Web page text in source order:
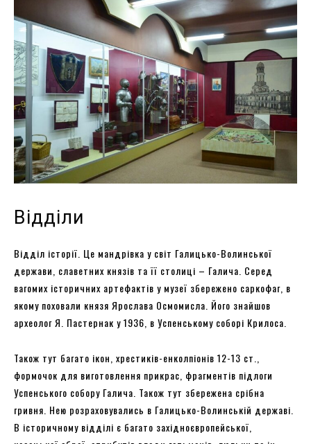
Відділи
Відділ історії. Це мандрівка у світ Галицько-Волинської
держави, славетних князів та її столиці – Галича. Серед
вагомих історичних артефактів у музеї збережено саркофаг, в
якому поховали князя Ярослава Осмомисла. Його знайшов
археолог Я. Пастернак у 1936, в Успенському соборі Крилоса.
Також тут багато ікон, хрестиків-енколпіонів 12-13 ст.,
формочок для виготовлення прикрас, фрагментів підлоги
Успенського собору Галича. Також тут збережена срібна
гривня. Нею розраховувались в Галицько-Волинській державі.
В історичному відділі є багато західноєвропейської,